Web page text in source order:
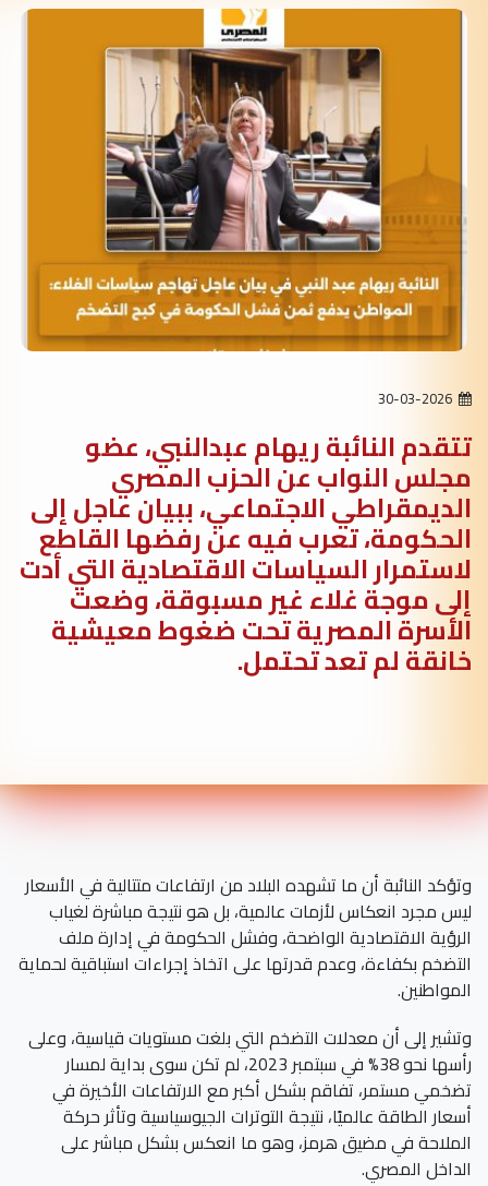
تتقدم النائبة ريهام عبدالنبي، عضو
مجلس النواب عن الحزب المصري
الديمقراطي الاجتماعي، ببيان عاجل إلى
الحكومة، تعرب فيه عن رفضها القاطع
لاستمرار السياسات الاقتصادية التي أدت
إلى موجة غلاء غير مسبوقة، وضعت
الأسرة المصرية تحت ضغوط معيشية
خانقة لم تعد تحتمل.
وتؤكد النائبة أن ما تشهده البلاد من ارتفاعات متتالية في الأسعار
ليس مجرد انعكاس لأزمات عالمية، بل هو نتيجة مباشرة لغياب
الرؤية الاقتصادية الواضحة، وفشل الحكومة في إدارة ملف
التضخم بكفاءة، وعدم قدرتها على اتخاذ إجراءات استباقية لحماية
المواطنين.
وتشير إلى أن معدلات التضخم التي بلغت مستويات قياسية، وعلى
رأسها نحو 38% في سبتمبر 2023، لم تكن سوى بداية لمسار
تضخمي مستمر، تفاقم بشكل أكبر مع الارتفاعات الأخيرة في
أسعار الطاقة عالميًا، نتيجة التوترات الجيوسياسية وتأثر حركة
الملاحة في مضيق هرمز، وهو ما انعكس بشكل مباشر على
الداخل المصري.